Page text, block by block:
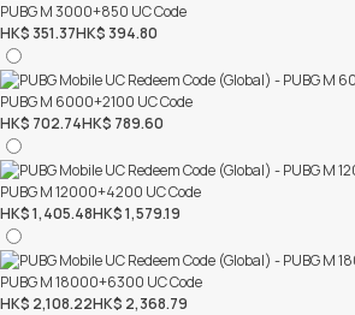
PUBG M 3000+850 UC Code
HK$ 351.37HK$ 394.80
PUBG M 6000+2100 UC Code
HK$ 702.74HK$ 789.60
PUBG M 12000+4200 UC Code
HK$ 1,405.48HK$ 1,579.19
PUBG M 18000+6300 UC Code
HK$ 2,108.22HK$ 2,368.79